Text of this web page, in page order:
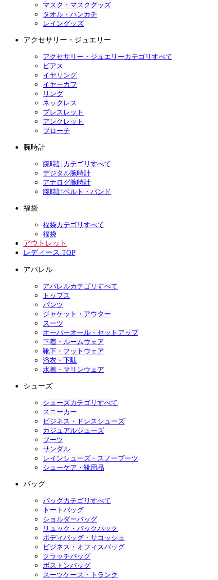
マスク・マスクグッズ
タオル・ハンカチ
レイングッズ
アクセサリー・ジュエリー
アクセサリー・ジュエリーカテゴリすべて
ピアス
イヤリング
イヤーカフ
リング
ネックレス
ブレスレット
アンクレット
ブローチ
腕時計
腕時計カテゴリすべて
デジタル腕時計
アナログ腕時計
腕時計ベルト・バンド
福袋
福袋カテゴリすべて
福袋
アウトレット
レディース TOP
アパレル
アパレルカテゴリすべて
トップス
パンツ
ジャケット・アウター
スーツ
オーバーオール・セットアップ
下着・ルームウェア
靴下・フットウェア
浴衣・下駄
水着・マリンウェア
シューズ
シューズカテゴリすべて
スニーカー
ビジネス・ドレスシューズ
カジュアルシューズ
ブーツ
サンダル
レインシューズ・スノーブーツ
シューケア・靴用品
バッグ
バッグカテゴリすべて
トートバッグ
ショルダーバッグ
リュック・バックパック
ボディバッグ・サコッシュ
ビジネス・オフィスバッグ
クラッチバッグ
ボストンバッグ
スーツケース・トランク